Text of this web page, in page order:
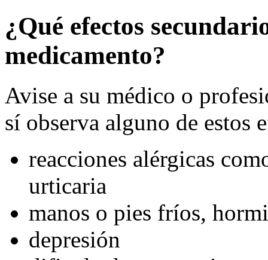
¿Qué efectos
medicamento?
Avise a su médico o
sí observa alguno de estos
reacciones alérgicas
urticaria
manos o pies fríos,
depresión